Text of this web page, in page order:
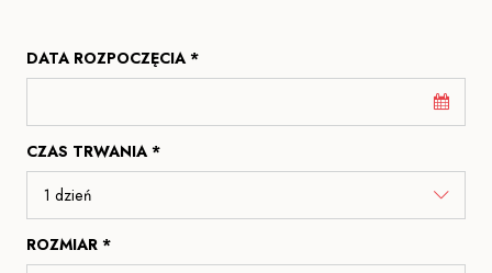
DATA ROZPOCZĘCIA *
CZAS TRWANIA *
ROZMIAR *